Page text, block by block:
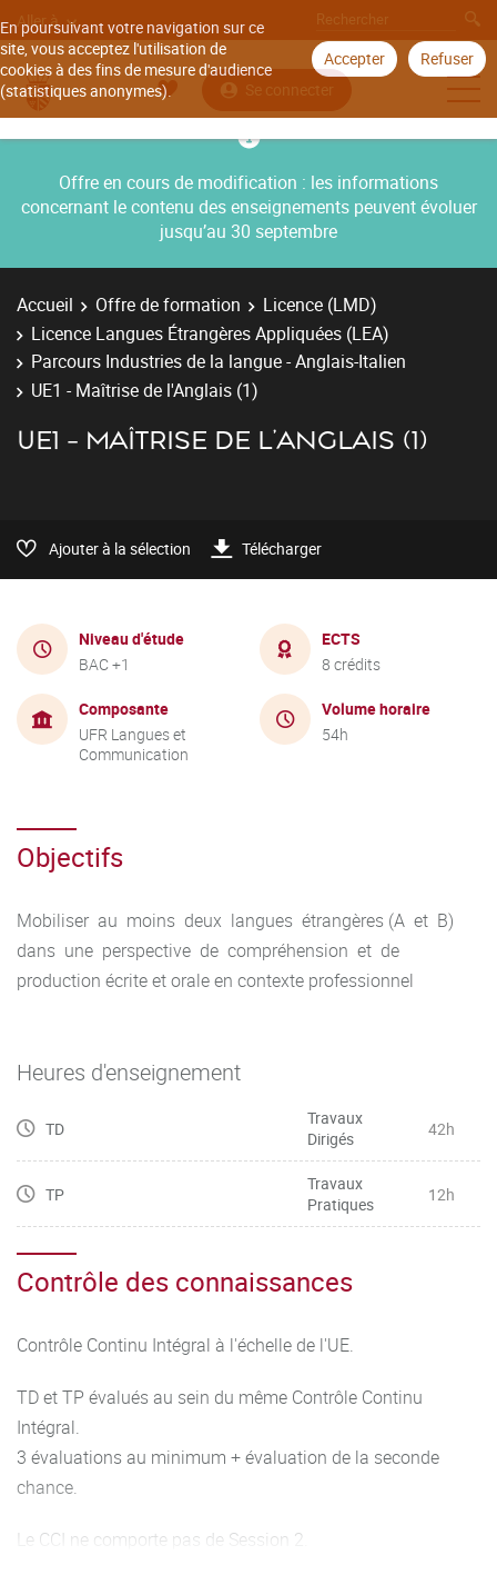
En poursuivant votre navigation sur ce
site, vous acceptez l'utilisation de
cookies à des fins de mesure d'audience
(statistiques anonymes).
Accepter Refuser
Aller à
Se connecter
Offre en cours de modification : les informations
concernant le contenu des enseignements peuvent évoluer
jusqu’au 30 septembre
Accueil Offre de formation
Licence (LMD)
Licence Langues Étrangères Appliquées (LEA)
Parcours Industries de la langue - Anglais-Italien
UE1 - Maîtrise de l'Anglais (1)
UE1 - MAÎTRISE DE L'ANGLAIS (1)
Ajouter à la sélection Télécharger
Niveau d'étude
BAC +1
ECTS
8 crédits
Composante
UFR Langues et
Communication
Volume horaire
54h
Objectifs
Mobiliser au moins deux langues étrangères (A et B)
dans une perspective de compréhension et de
production écrite et orale en contexte professionnel
Heures d'enseignement
TD
Travaux
Dirigés
42h
TP
Travaux
Pratiques
12h
Contrôle des connaissances
Contrôle Continu Intégral à l'échelle de l'UE.
TD et TP évalués au sein du même Contrôle Continu
Intégral.
3 évaluations au minimum + évaluation de la seconde
chance.
Le CCI ne comporte pas de Session 2.